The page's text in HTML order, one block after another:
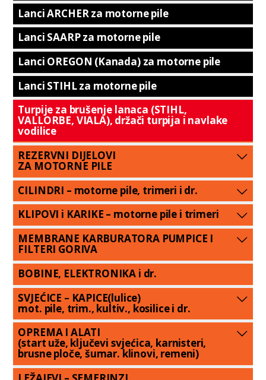
Lanci ARCHER za motorne pile
Lanci SAARP za motorne pile
Lanci OREGON (Kanada) za motorne pile
Lanci STIHL za motorne pile
Turpije za brušenje lanaca (STIHL,
VALLORBE, VIALA), držači turpija i navlake
vodilice
REZERVNI DIJELOVI
ZA MOTORNE PILE
CILINDRI – motorne pile, trimeri i dr.
KLIPOVI i KARIKE – motorne pile i trimeri
MEMBRANE KARBURATORA PUMPICE I
FILTERI GORIVA
BOBINE, ELEKTRONIKA i dr.
SVJEĆICE – KAPICE(lulice)
mot. pile, trim., kultiv., kosilice i dr.
OPREMA I ALATI
(start uže, ključevi svjećica, karnisteri,
brusne ploče, šumar. klinovi, remeni)